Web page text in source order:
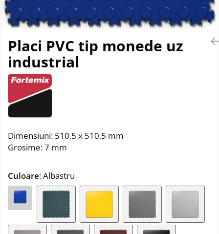
Placi PVC tip monede uz
industrial
Dimensiuni: 510,5 x 510,5 mm
Grosime: 7 mm
Culoare: Albastru